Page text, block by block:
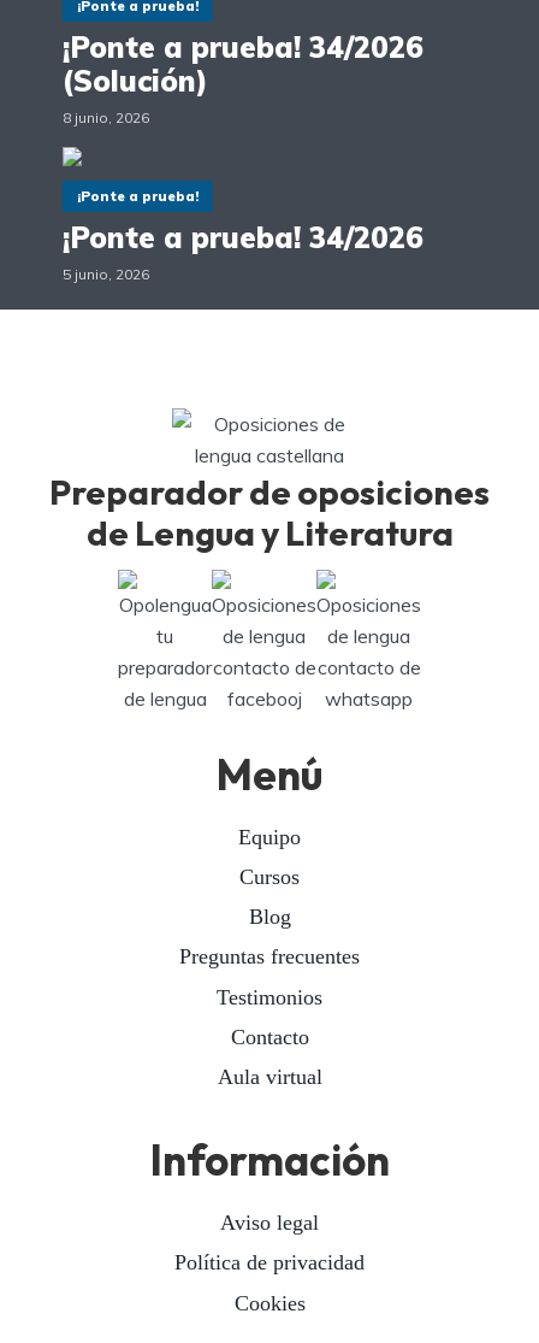
¡Ponte a prueba!
¡Ponte a prueba! 34/2026
(Solución)
8 junio, 2026
¡Ponte a prueba!
¡Ponte a prueba! 34/2026
5 junio, 2026
Preparador de oposiciones
de Lengua y Literatura
Menú
Equipo
Cursos
Blog
Preguntas frecuentes
Testimonios
Contacto
Aula virtual
Información
Aviso legal
Política de privacidad
Cookies